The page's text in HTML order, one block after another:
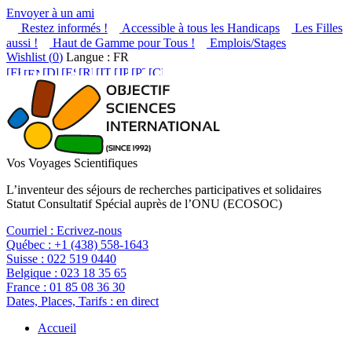
Envoyer à un ami
Restez informés !
Accessible à tous les Handicaps
Les Filles
aussi !
Haut de Gamme pour Tous !
Emplois/Stages
Wishlist (0) Langue : FR
Vos Voyages Scientifiques
L’inventeur des séjours de recherches participatives et solidaires
Statut Consultatif Spécial auprès de l’ONU (ECOSOC)
Courriel : Ecrivez-nous
Québec : +1 (438) 558-1643
Suisse : 022 519 0440
Belgique : 023 18 35 65
France : 01 85 08 36 30
Dates, Places, Tarifs : en direct
Accueil